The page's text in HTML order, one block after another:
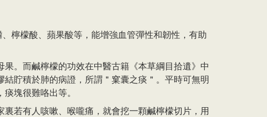
檸檬酸、蘋果酸等，能增強血管彈性和韌性，有助
。而鹹檸檬的功效在中醫古籍《本草綱目拾遺》中
貯積於肺的病證，所謂＂窠囊之痰＂。平時可無明
塊很難咯出等。
若有人咳嗽、喉嚨痛，就會挖一顆鹹檸檬切片，用